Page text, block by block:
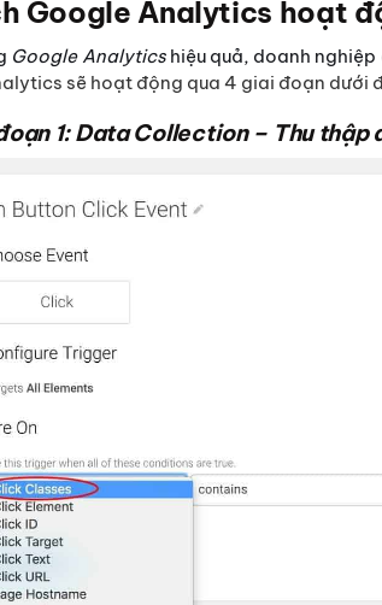
Google Analytics hoạt
Google Analyticshiệu quả, doanh
sẽ hoạt động qua 4 giai đoạn dưới
1: Data Collection – Thu thập